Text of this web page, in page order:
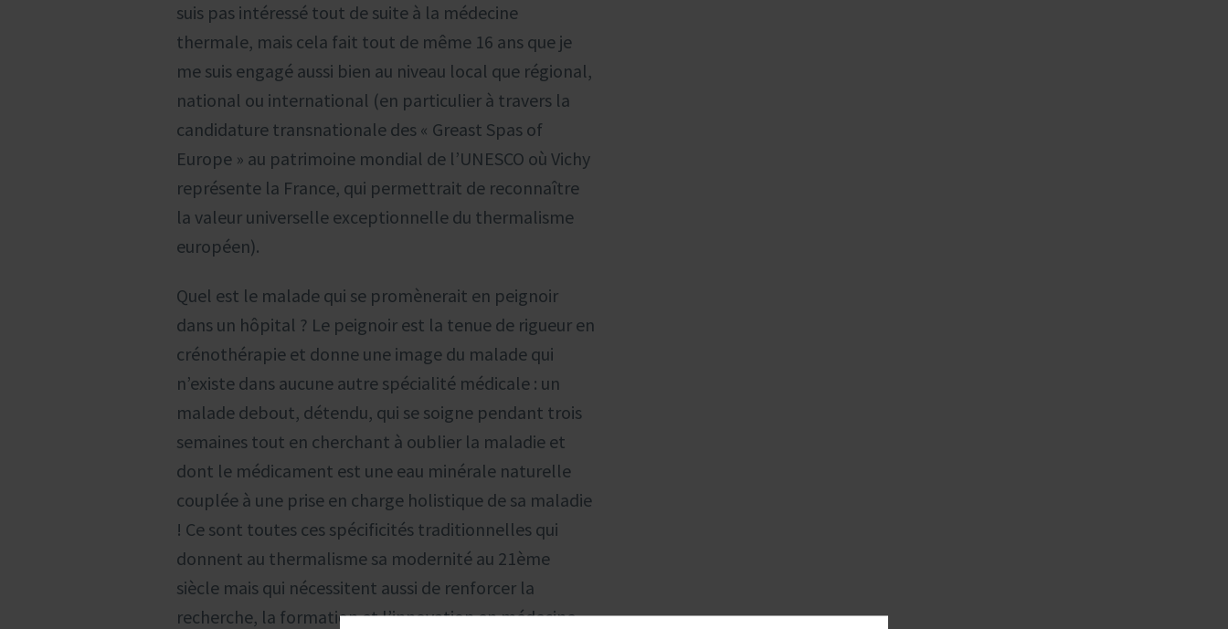
suis pas intéressé tout de suite à la médecine
thermale, mais cela fait tout de même 16 ans que je
me suis engagé aussi bien au niveau local que régional,
national ou international (en particulier à travers la
candidature transnationale des « Greast Spas of
Europe » au patrimoine mondial de l’UNESCO où Vichy
représente la France, qui permettrait de reconnaître
la valeur universelle exceptionnelle du thermalisme
européen).
Quel est le malade qui se promènerait en peignoir
dans un hôpital ? Le peignoir est la tenue de rigueur en
crénothérapie et donne une image du malade qui
n’existe dans aucune autre spécialité médicale : un
malade debout, détendu, qui se soigne pendant trois
semaines tout en cherchant à oublier la maladie et
dont le médicament est une eau minérale naturelle
couplée à une prise en charge holistique de sa maladie
! Ce sont toutes ces spécificités traditionnelles qui
donnent au thermalisme sa modernité au 21ème
siècle mais qui nécessitent aussi de renforcer la
recherche, la formation et l’innovation en médecine